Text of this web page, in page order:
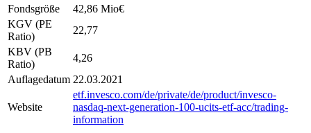
Fondsgröße
42,86 Mio€
KGV (PE
Ratio)
22,77
KBV (PB
Ratio)
4,26
Auflagedatum 22.03.2021
Website
etf.invesco.com/de/private/de/product/invesco-
nasdaq-next-generation-100-ucits-etf-acc/trading-
information